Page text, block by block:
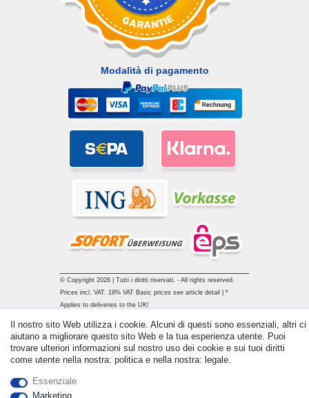
Modalità di pagamento
© Copyright 2026 | Tutti i diritti riservati. - All rights reserved.
Prices incl. VAT. 19% VAT Basic prices see article detail | *
Applies to deliveries to the UK!
Il nostro sito Web utilizza i cookie. Alcuni di questi sono essenziali, altri ci
aiutano a migliorare questo sito Web e la tua esperienza utente. Puoi
trovare ulteriori informazioni sul nostro uso dei cookie e sui tuoi diritti
come utente nella nostra: politica e nella nostra: legale.
Essenziale
Marketing
Withdraw from contract here Contatto